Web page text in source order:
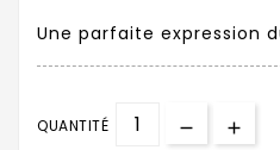
Une parfaite expression
QUANTITÉ